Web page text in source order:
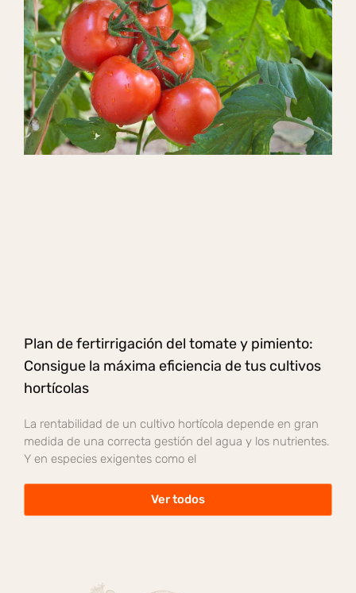
Plan de fertirrigación del tomate y pimiento:
Consigue la máxima eficiencia de tus cultivos
hortícolas
La rentabilidad de un cultivo hortícola depende en gran
medida de una correcta gestión del agua y los nutrientes.
Y en especies exigentes como el
Ver todos